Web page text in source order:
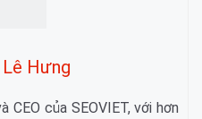
Hưng
CEO của SEOVIET, với hơn